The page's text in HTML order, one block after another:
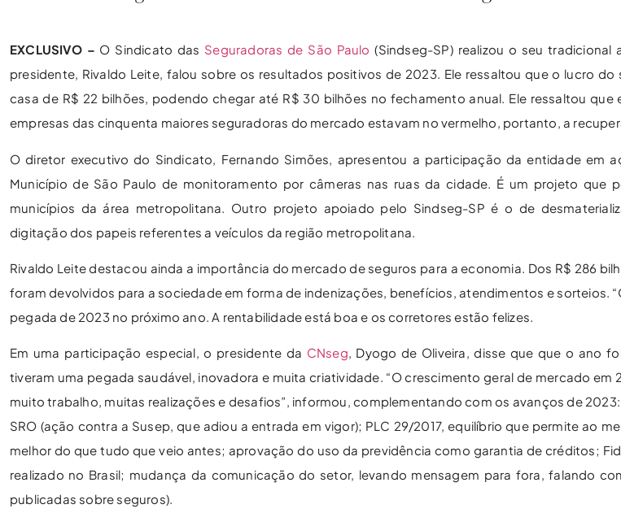
EXCLUSIVO – O Sindicato das Seguradoras de São Paulo (Sindseg-SP) realizou o seu
presidente, Rivaldo Leite, falou sobre os resultados positivos de 2023. Ele ressaltou que o lucro
casa de R$ 22 bilhões, podendo chegar até R$ 30 bilhões no fechamento anual. Ele ressaltou
empresas das cinquenta maiores seguradoras do mercado estavam no vermelho, portanto, a
O diretor executivo do Sindicato, Fernando Simões, apresentou a participação da entidade em
Município de São Paulo de monitoramento por câmeras nas ruas da cidade. É um projeto que
municípios da área metropolitana. Outro projeto apoiado pelo Sindseg-SP é o de
digitação dos papeis referentes a veículos da região metropolitana.
Rivaldo Leite destacou ainda a importância do mercado de seguros para a economia. Dos R$ 286
foram devolvidos para a sociedade em forma de indenizações, benefícios, atendimentos e sorteios.
pegada de 2023 no próximo ano. A rentabilidade está boa e os corretores estão felizes.
Em uma participação especial, o presidente da CNseg, Dyogo de Oliveira, disse que que o ano
tiveram uma pegada saudável, inovadora e muita criatividade. “O crescimento geral de mercado em
muito trabalho, muitas realizações e desafios”, informou, complementando com os avanços de
SRO (ação contra a Susep, que adiou a entrada em vigor); PLC 29/2017, equilíbrio que permite ao
melhor do que tudo que veio antes; aprovação do uso da previdência como garantia de créditos;
realizado no Brasil; mudança da comunicação do setor, levando mensagem para fora, falando
publicadas sobre seguros).